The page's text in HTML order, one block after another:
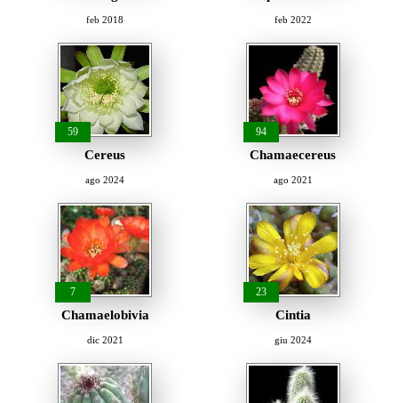
feb 2018 feb 2022
59
Cereus
ago 2024
94
Chamaecereus
ago 2021
7
Chamaelobivia
dic 2021
23
Cintia
giu 2024